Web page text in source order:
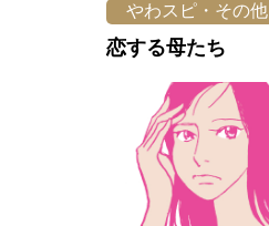
やわスピ・その他
恋する母たち